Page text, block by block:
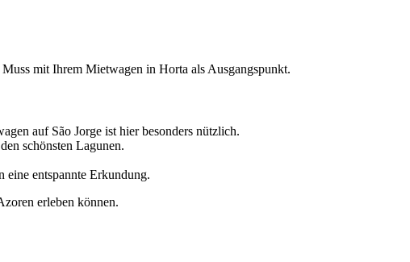
mit Ihrem Mietwagen in Horta als Ausgangspunkt.
auf São Jorge ist hier besonders nützlich.
schönsten Lagunen.
entspannte Erkundung.
erleben können.